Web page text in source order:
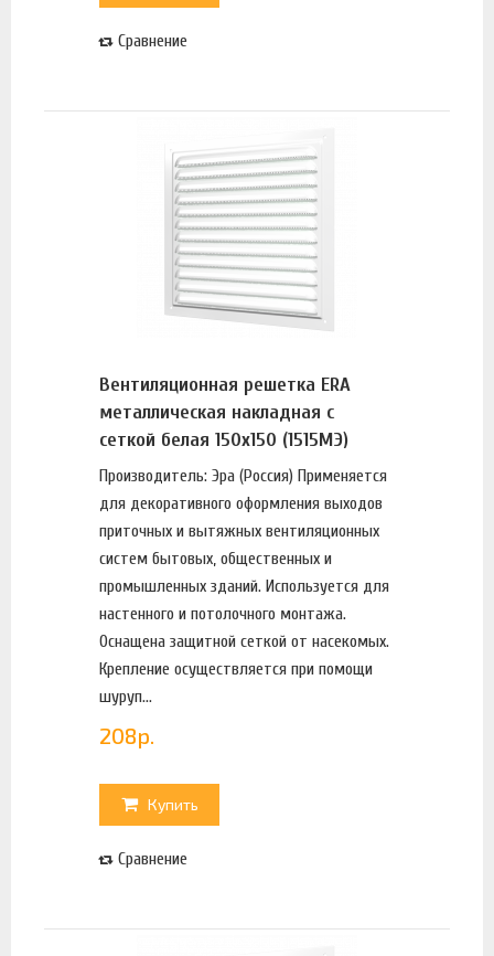
Сравнение
Вентиляционная решетка ERA
металлическая накладная с
сеткой белая 150х150 (1515МЭ)
Производитель: Эра (Россия) Применяется
для декоративного оформления выходов
приточных и вытяжных вентиляционных
систем бытовых, общественных и
промышленных зданий. Используется для
настенного и потолочного монтажа.
Оснащена защитной сеткой от насекомых.
Крепление осуществляется при помощи
шуруп...
208р.
Купить
Сравнение